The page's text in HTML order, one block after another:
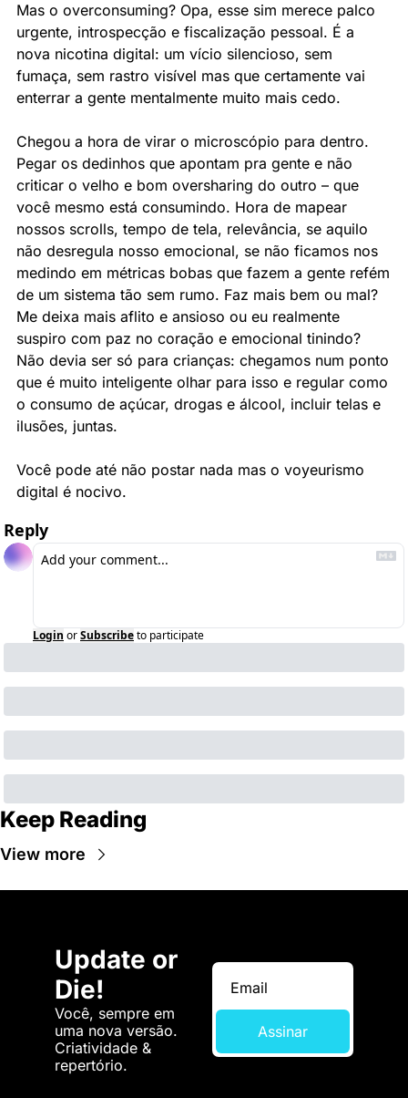
Mas o overconsuming? Opa, esse sim merece palco
urgente, introspecção e fiscalização pessoal. É a
nova nicotina digital: um vício silencioso, sem
fumaça, sem rastro visível mas que certamente vai
enterrar a gente mentalmente muito mais cedo.
Chegou a hora de virar o microscópio para dentro.
Pegar os dedinhos que apontam pra gente e não
criticar o velho e bom oversharing do outro – que
você mesmo está consumindo. Hora de mapear
nossos scrolls, tempo de tela, relevância, se aquilo
não desregula nosso emocional, se não ficamos nos
medindo em métricas bobas que fazem a gente refém
de um sistema tão sem rumo. Faz mais bem ou mal?
Me deixa mais aflito e ansioso ou eu realmente
suspiro com paz no coração e emocional tinindo?
Não devia ser só para crianças: chegamos num ponto
que é muito inteligente olhar para isso e regular como
o consumo de açúcar, drogas e álcool, incluir telas e
ilusões, juntas.
Você pode até não postar nada mas o voyeurismo
digital é nocivo.
Reply
Login orSubscribeto participate
Keep Reading
View more
Update or
Die!
Você, sempre em
uma nova versão.
Criatividade &
repertório.
Assinar